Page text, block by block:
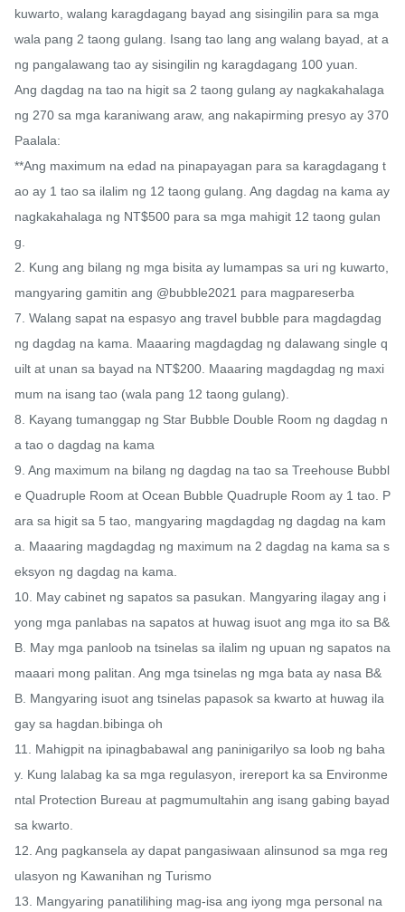
kuwarto, walang karagdagang bayad ang sisingilin para sa mga
wala pang 2 taong gulang. Isang tao lang ang walang bayad, at a
ng pangalawang tao ay sisingilin ng karagdagang 100 yuan.
Ang dagdag na tao na higit sa 2 taong gulang ay nagkakahalaga
ng 270 sa mga karaniwang araw, ang nakapirming presyo ay 370
Paalala:
**Ang maximum na edad na pinapayagan para sa karagdagang t
ao ay 1 tao sa ilalim ng 12 taong gulang. Ang dagdag na kama ay
nagkakahalaga ng NT$500 para sa mga mahigit 12 taong gulan
g.
2. Kung ang bilang ng mga bisita ay lumampas sa uri ng kuwarto,
mangyaring gamitin ang @bubble2021 para magpareserba
7. Walang sapat na espasyo ang travel bubble para magdagdag
ng dagdag na kama. Maaaring magdagdag ng dalawang single q
uilt at unan sa bayad na NT$200. Maaaring magdagdag ng maxi
mum na isang tao (wala pang 12 taong gulang).
8. Kayang tumanggap ng Star Bubble Double Room ng dagdag n
a tao o dagdag na kama
9. Ang maximum na bilang ng dagdag na tao sa Treehouse Bubbl
e Quadruple Room at Ocean Bubble Quadruple Room ay 1 tao. P
ara sa higit sa 5 tao, mangyaring magdagdag ng dagdag na kam
a. Maaaring magdagdag ng maximum na 2 dagdag na kama sa s
eksyon ng dagdag na kama.
10. May cabinet ng sapatos sa pasukan. Mangyaring ilagay ang i
yong mga panlabas na sapatos at huwag isuot ang mga ito sa B&
B. May mga panloob na tsinelas sa ilalim ng upuan ng sapatos na
maaari mong palitan. Ang mga tsinelas ng mga bata ay nasa B&
B. Mangyaring isuot ang tsinelas papasok sa kwarto at huwag ila
gay sa hagdan.bibinga oh
11. Mahigpit na ipinagbabawal ang paninigarilyo sa loob ng baha
y. Kung lalabag ka sa mga regulasyon, irereport ka sa Environme
ntal Protection Bureau at pagmumultahin ang isang gabing bayad
sa kwarto.
12. Ang pagkansela ay dapat pangasiwaan alinsunod sa mga reg
ulasyon ng Kawanihan ng Turismo
13. Mangyaring panatilihing mag-isa ang iyong mga personal na